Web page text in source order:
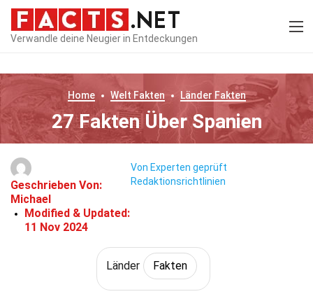
Verwandle deine Neugier in Entdeckungen
Home Welt Fakten Länder Fakten
27 Fakten Über Spanien
Geschrieben Von:
Michael
Modified & Updated:
11 Nov 2024
Von Experten geprüft
Redaktionsrichtlinien
Länder Fakten